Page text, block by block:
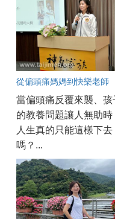
從偏頭痛媽媽到快樂老師
當偏頭痛反覆來襲、孩
的教養問題讓人無助時
人生真的只能這樣下去
嗎？...